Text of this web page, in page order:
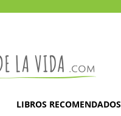
la
vida
LIBROS RECOMENDADOS